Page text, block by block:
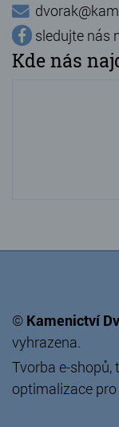
sledujte nás
Kde nás
© Kamenictví
vyhrazena.
Tvorba e-shopů,
optimalizace